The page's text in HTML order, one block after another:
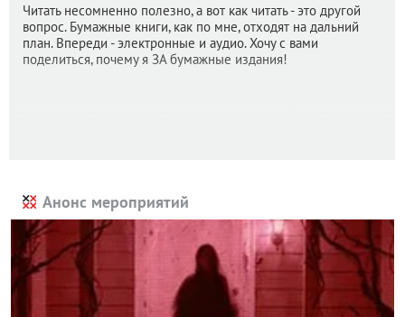
Читать несомненно полезно, а вот как читать - это другой
вопрос. Бумажные книги, как по мне, отходят на дальний
план. Впереди - электронные и аудио. Хочу с вами
поделиться, почему я ЗА бумажные издания!
Анонс мероприятий